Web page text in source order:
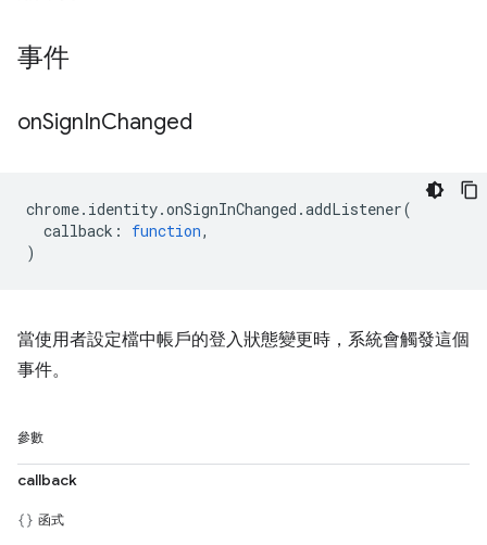
事件
onSignInChanged
chrome. identity.onSignInChanged .addListener(
callback : function,
)
當使用者設定檔中帳戶的登入狀態變更時，系統會觸發這個
事件。
參數
callback
函式